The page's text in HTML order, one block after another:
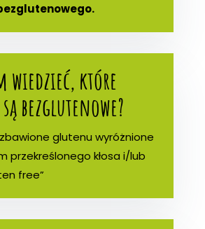
wiedzieć, które
bezglutenowe?
glutenu wyróżnione
przekreślonego kłosa i/lub
free”